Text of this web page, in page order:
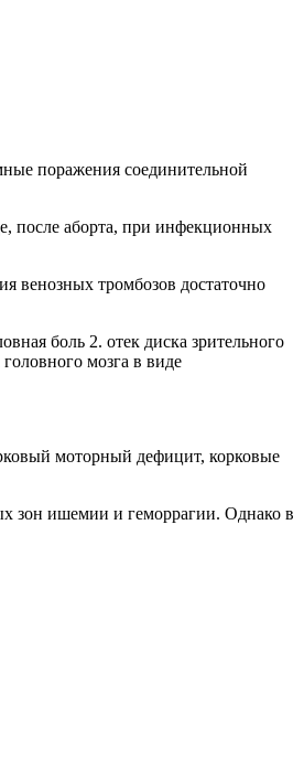
поражения соединительной
после аборта, при инфекционных
венозных тромбозов достаточно
боль 2. отек диска зрительного
мозга в виде
моторный дефицит, корковые
зон ишемии и геморрагии. Однако в